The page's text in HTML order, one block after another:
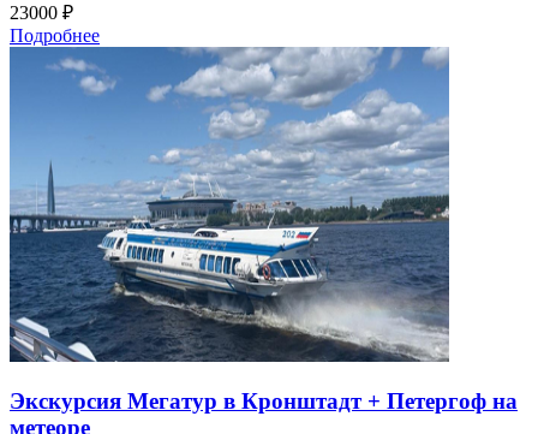
23000 ₽
Подробнее
Экскурсия Мегатур в Кронштадт + Петергоф на
метеоре